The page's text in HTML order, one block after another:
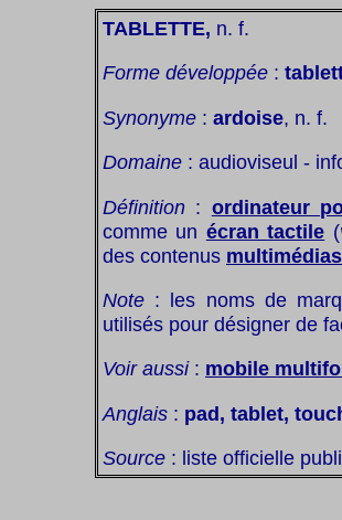
TABLETTE, n. f.
Forme développée :
Synonyme : ardoise, n. f.
Domaine : audioviseul -
Définition : ordinateur
comme un écran tactile (
des contenus multimédias
Note : les noms de
utilisés pour désigner de
Voir aussi: mobile
Anglais : pad, tablet,
Source : liste officielle